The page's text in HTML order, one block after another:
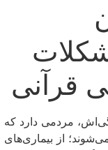
قرآنی
مردمی دارد که
از بیماری‌های